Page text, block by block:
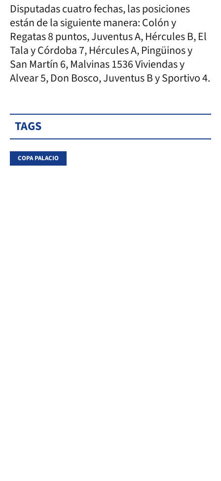
Disputadas cuatro fechas, las posiciones
están de la siguiente manera: Colón y
Regatas 8 puntos, Juventus A, Hércules B, El
Tala y Córdoba 7, Hércules A, Pingüinos y
San Martín 6, Malvinas 1536 Viviendas y
Alvear 5, Don Bosco, Juventus B y Sportivo 4.
TAGS
COPA PALACIO